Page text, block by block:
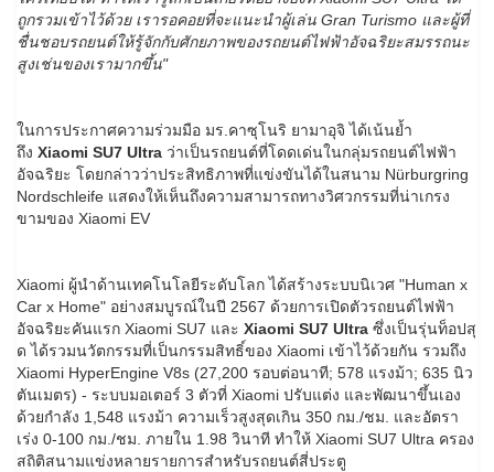
ถูกรวมเข้าไว้ด้วย เรารอคอยที่จะแนะนำผู้เล่น Gran Turismo และผู้ที่
ชื่นชอบรถยนต์ให้รู้จักกับศักยภาพของรถยนต์ไฟฟ้าอัจฉริยะสมรรถนะ
สูงเช่นของเรามากขึ้น"
ในการประกาศความร่วมมือ มร.คาซุโนริ ยามาอุจิ ได้เน้นย้ำ
ถึง Xiaomi SU7 Ultra ว่าเป็นรถยนต์ที่โดดเด่นในกลุ่มรถยนต์ไฟฟ้า
อัจฉริยะ โดยกล่าวว่าประสิทธิภาพที่แข่งขันได้ในสนาม Nürburgring
Nordschleife แสดงให้เห็นถึงความสามารถทางวิศวกรรมที่น่าเกรง
ขามของ Xiaomi EV
Xiaomi ผู้นำด้านเทคโนโลยีระดับโลก ได้สร้างระบบนิเวศ "Human x
Car x Home" อย่างสมบูรณ์ในปี 2567 ด้วยการเปิดตัวรถยนต์ไฟฟ้า
อัจฉริยะคันแรก Xiaomi SU7 และ Xiaomi SU7 Ultra ซึ่งเป็นรุ่นท็อปสุ
ด ได้รวมนวัตกรรมที่เป็นกรรมสิทธิ์ของ Xiaomi เข้าไว้ด้วยกัน รวมถึง
Xiaomi HyperEngine V8s (27,200 รอบต่อนาที; 578 แรงม้า; 635 นิว
ตันเมตร) - ระบบมอเตอร์ 3 ตัวที่ Xiaomi ปรับแต่ง และพัฒนาขึ้นเอง
ด้วยกำลัง 1,548 แรงม้า ความเร็วสูงสุดเกิน 350 กม./ชม. และอัตรา
เร่ง 0-100 กม./ชม. ภายใน 1.98 วินาที ทำให้ Xiaomi SU7 Ultra ครอง
สถิติสนามแข่งหลายรายการสำหรับรถยนต์สี่ประตู